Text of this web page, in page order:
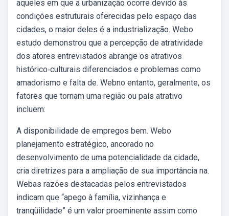
aqueles em que a urbanização ocorre devido às
condições estruturais oferecidas pelo espaço das
cidades, o maior deles é a industrialização. Webo
estudo demonstrou que a percepção de atratividade
dos atores entrevistados abrange os atrativos
histórico‐culturais diferenciados e problemas como
amadorismo e falta de. Webno entanto, geralmente, os
fatores que tornam uma região ou país atrativo
incluem:
A disponibilidade de empregos bem. Webo
planejamento estratégico, ancorado no
desenvolvimento de uma potencialidade da cidade,
cria diretrizes para a ampliação de sua importância na.
Webas razões destacadas pelos entrevistados
indicam que “apego à família, vizinhança e
tranqüilidade” é um valor proeminente assim como